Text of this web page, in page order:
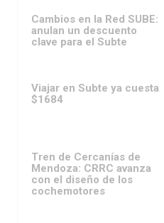
Cambios en la Red SUBE:
anulan un descuento
clave para el Subte
Viajar en Subte ya cuesta
$1684
Tren de Cercanías de
Mendoza: CRRC avanza
con el diseño de los
cochemotores